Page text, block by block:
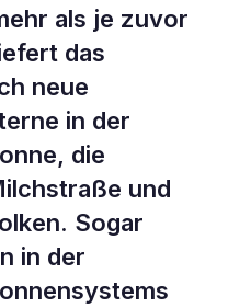
als je zuvor
das
neue
in der
die
und
Sogar
in der